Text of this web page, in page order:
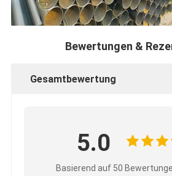
Bewertungen &
Gesamtbewertung
5.0
Basierend auf 50